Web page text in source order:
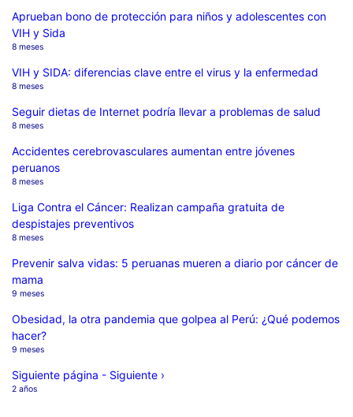
Aprueban bono de protección para niños y adolescentes con
VIH y Sida
8 meses
VIH y SIDA: diferencias clave entre el virus y la enfermedad
8 meses
Seguir dietas de Internet podría llevar a problemas de salud
8 meses
Accidentes cerebrovasculares aumentan entre jóvenes
peruanos
8 meses
Liga Contra el Cáncer: Realizan campaña gratuita de
despistajes preventivos
8 meses
Prevenir salva vidas: 5 peruanas mueren a diario por cáncer de
mama
9 meses
Obesidad, la otra pandemia que golpea al Perú: ¿Qué podemos
hacer?
9 meses
Siguiente página - Siguiente ›
2 años